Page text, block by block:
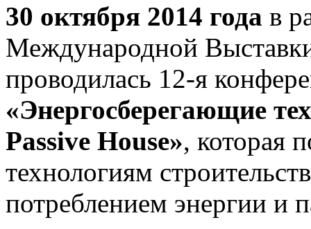
30 октября 2014 года в
Международной
проводилась 12-я
«Энергосберегающие
Passive House», которая
технологиям
потреблением энергии и